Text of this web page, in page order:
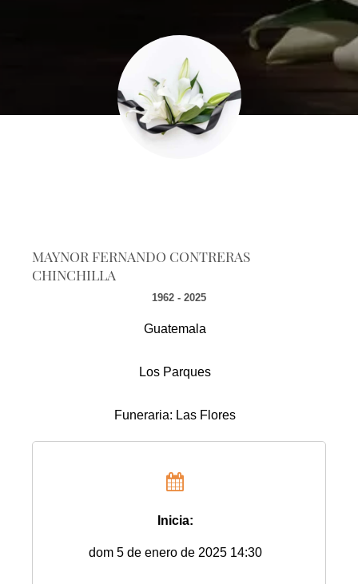
MAYNOR FERNANDO CONTRERAS
CHINCHILLA
1962 - 2025
Guatemala
Los Parques
Funeraria: Las Flores
Inicia:
dom 5 de enero de 2025 14:30